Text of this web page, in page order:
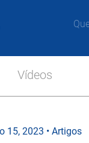
Vídeos
15, 2023 • Artigos